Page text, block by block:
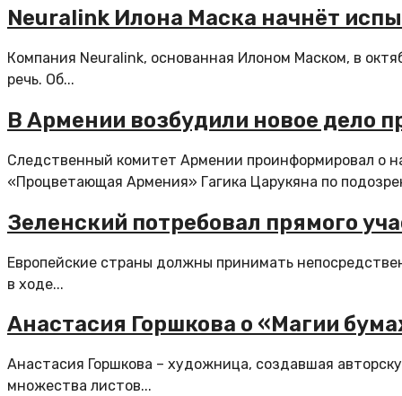
Neuralink Илона Маска начнёт
Компания Neuralink, основанная Илоном Маском, в
речь. Об...
В Армении возбудили новое дело
Следственный комитет Армении проинформировал о
«Процветающая Армения» Гагика Царукяна по
Зеленский потребовал прямого
Европейские страны должны принимать
в ходе...
Анастасия Горшкова о «Магии
Анастасия Горшкова – художница, создавшая
множества листов...